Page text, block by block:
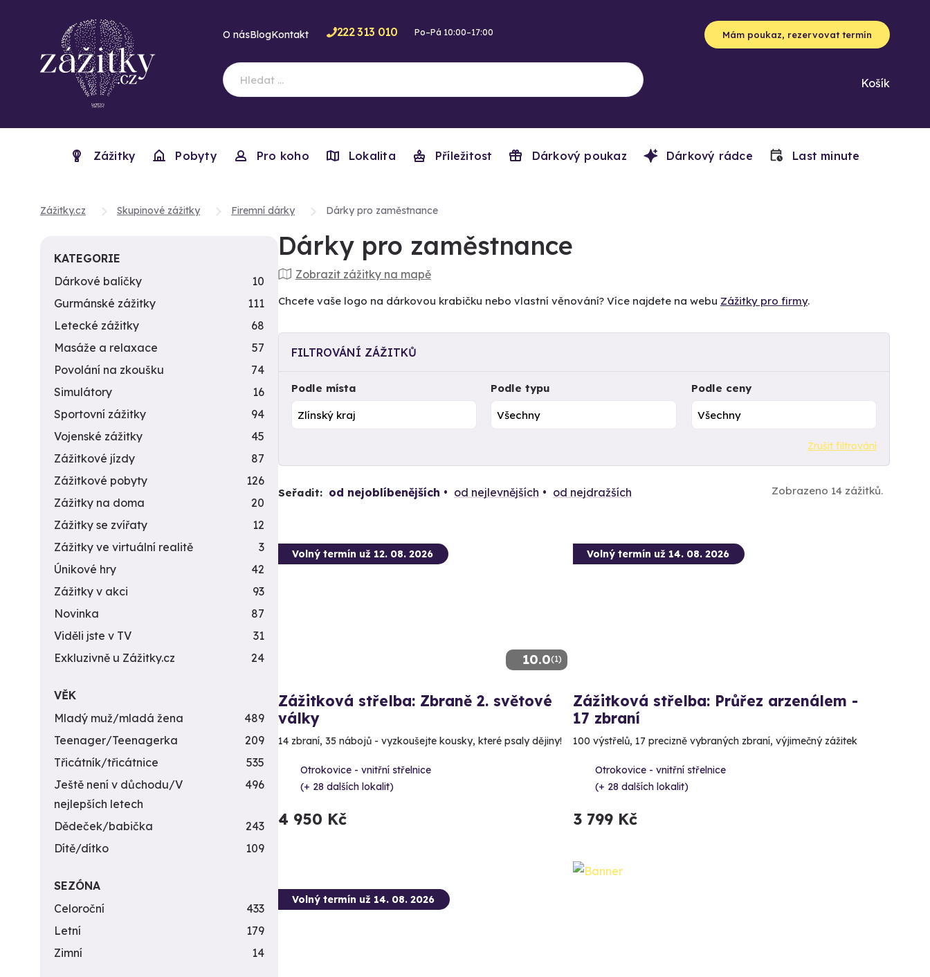
O násBlogKontakt 222 313 010 Po–Pá 10:00–17:00 Mám poukaz, rezervovat termín
Košík
Zážitky Pobyty Pro koho Lokalita Příležitost Dárkový poukaz Dárkový rádce Last minute
Zážitky.cz Skupinové zážitky Firemní dárky Dárky pro zaměstnance
Dárky pro zaměstnance
Zobrazit zážitky na mapě
Chcete vaše logo na dárkovou krabičku nebo vlastní věnování? Více najdete na webu Zážitky pro firmy.
FILTROVÁNÍ ZÁŽITKŮ
Podle místa Podle typu Podle ceny
Zrušit filtrování
Seřadit: od nejoblíbenějších od nejlevnějších od nejdražších Zobrazeno 14 zážitků.
10.0(1)
Volný termín už 12. 08. 2026
Zážitková střelba: Zbraně 2. světové
války
14 zbraní, 35 nábojů - vyzkoušejte kousky, které psaly dějiny!
Otrokovice - vnitřní střelnice
(+ 28 dalších lokalit)
4 950 Kč
Volný termín už 14. 08. 2026
Zážitková střelba: Průřez arzenálem -
17 zbraní
100 výstřelů, 17 precizně vybraných zbraní, výjimečný zážitek
Otrokovice - vnitřní střelnice
(+ 28 dalších lokalit)
3 799 Kč
Volný termín už 14. 08. 2026
KATEGORIE
Dárkové balíčky
10
Gurmánské zážitky
111
Letecké zážitky
68
Masáže a relaxace
57
Povolání na zkoušku
74
Simulátory
16
Sportovní zážitky
94
Vojenské zážitky
45
Zážitkové jízdy
87
Zážitkové pobyty
126
Zážitky na doma
20
Zážitky se zvířaty
12
Zážitky ve virtuální realitě
3
Únikové hry
42
Zážitky v akci
93
Novinka
87
Viděli jste v TV
31
Exkluzivně u Zážitky.cz
24
VĚK
Mladý muž/mladá žena
489
Teenager/Teenagerka
209
Třicátník/třicátnice
535
Ještě není v důchodu/V
nejlepších letech
496
Dědeček/babička
243
Dítě/dítko
109
SEZÓNA
Celoroční
433
Letní
179
Zimní
14